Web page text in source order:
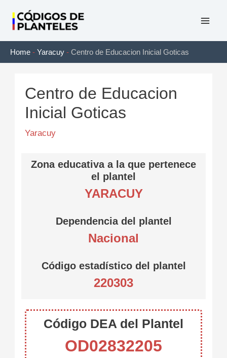
contenido
Home - Yaracuy - Centro de Educacion Inicial Goticas
Centro de Educacion
Inicial Goticas
Yaracuy
Zona educativa a la que pertenece
el plantel
YARACUY
Dependencia del plantel
Nacional
Código estadístico del plantel
220303
Código DEA del Plantel
OD02832205